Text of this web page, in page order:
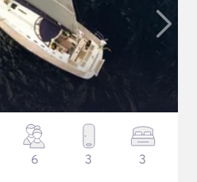
6 3 3